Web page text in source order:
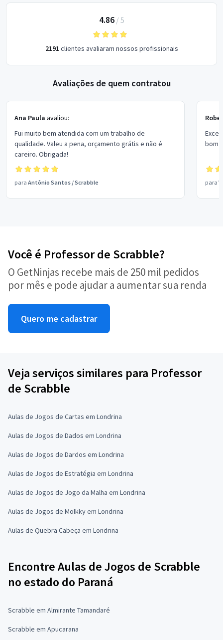
4.86/ 5
2191 clientes avaliaram nossos profissionais
Avaliações de quem contratou
Ana Paula avaliou:
Fui muito bem atendida com um trabalho de
qualidade. Valeu a pena, orçamento grátis e não é
careiro. Obrigada!
para Antônio Santos /Scrabble
bom
para
Você é Professor de Scrabble?
O GetNinjas recebe mais de 250 mil pedidos
por mês e pode ajudar a aumentar sua renda
Quero me cadastrar
Veja serviços similares para Professor
de Scrabble
Aulas de Jogos de Cartas em Londrina
Aulas de Jogos de Dados em Londrina
Aulas de Jogos de Dardos em Londrina
Aulas de Jogos de Estratégia em Londrina
Aulas de Jogos de Jogo da Malha em Londrina
Aulas de Jogos de Molkky em Londrina
Aulas de Quebra Cabeça em Londrina
Encontre Aulas de Jogos de Scrabble
no estado do Paraná
Scrabble em Almirante Tamandaré
Scrabble em Apucarana